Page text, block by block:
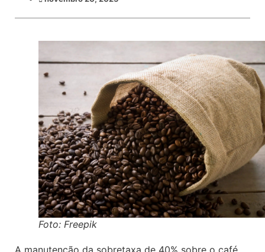
Foto: Freepik
A manutenção da sobretaxa de 40% sobre o café